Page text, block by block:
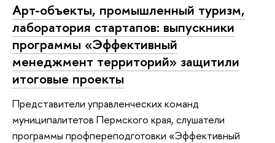
Арт-объекты, промышленный туризм,
лаборатория стартапов: выпускники
программы «Эффективный
менеджмент территорий» защитили
итоговые проекты
Представители управленческих команд
муниципалитетов Пермского края, слушатели
программы профпереподготовки «Эффективный